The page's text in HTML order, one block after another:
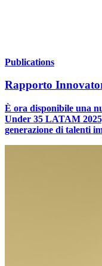
Publications
Rapporto
È ora disponibile una
Under 35 LATAM
generazione di talenti